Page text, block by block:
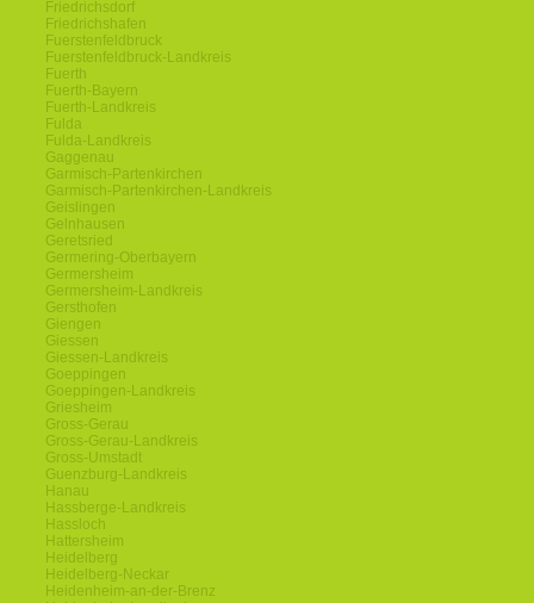
Friedrichsdorf
Friedrichshafen
Fuerstenfeldbruck
Fuerstenfeldbruck-Landkreis
Fuerth
Fuerth-Bayern
Fuerth-Landkreis
Fulda
Fulda-Landkreis
Gaggenau
Garmisch-Partenkirchen
Garmisch-Partenkirchen-Landkreis
Geislingen
Gelnhausen
Geretsried
Germering-Oberbayern
Germersheim
Germersheim-Landkreis
Gersthofen
Giengen
Giessen
Giessen-Landkreis
Goeppingen
Goeppingen-Landkreis
Griesheim
Gross-Gerau
Gross-Gerau-Landkreis
Gross-Umstadt
Guenzburg-Landkreis
Hanau
Hassberge-Landkreis
Hassloch
Hattersheim
Heidelberg
Heidelberg-Neckar
Heidenheim-an-der-Brenz